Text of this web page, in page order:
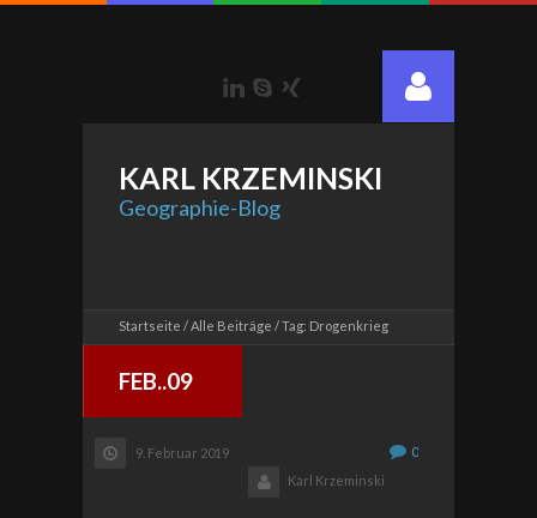
LinkedIn
Skype
KARL KRZEMINSKI
Geographie-Blog
Startseite Alle Beiträge Tag: Drogenkrieg
FEB..09
9. Februar 2019
0
Karl Krzeminski